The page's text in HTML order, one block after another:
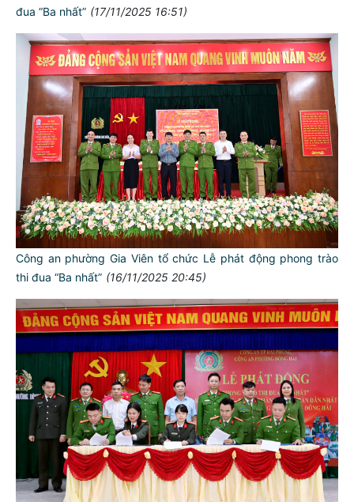
đua “Ba nhất” (17/11/2025 16:51)
Công an phường Gia Viên tổ chức Lễ phát động phong trào
thi đua “Ba nhất” (16/11/2025 20:45)
TƯ CÁCH
NGƯỜI CÔNG AN CÁCH MỆNH LÀ:
Đối với tự mình, phải
CẦN, KIỆM, LIÊM, CHÍNH